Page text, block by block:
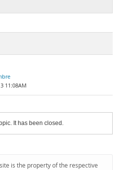
11:08AM
It has been closed.
is the property of the respective